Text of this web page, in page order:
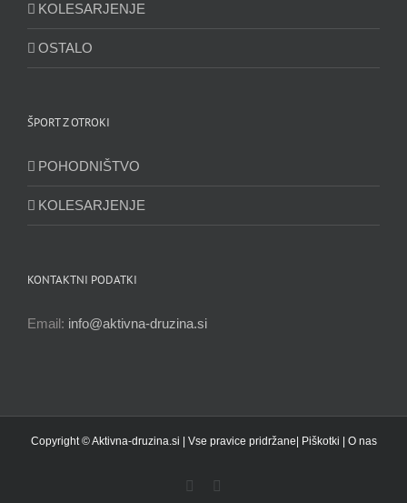
KOLESARJENJE
OSTALO
ŠPORT Z OTROKI
POHODNIŠTVO
KOLESARJENJE
KONTAKTNI PODATKI
Email: info@aktivna-druzina.si
Copyright © Aktivna-druzina.si | Vse pravice pridržane| Piškotki O nas
Facebook